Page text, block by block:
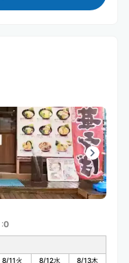
:0
8/11火 8/12水 8/13木